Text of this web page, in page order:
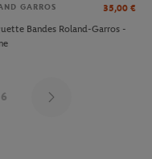
GARROS 35,00 €
Bandes Roland-Garros -
6